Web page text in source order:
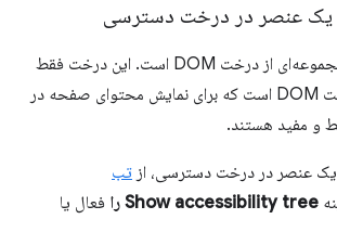
یک عنصر در درخت دسترسی
زیرمجموعه‌ای از درخت DOM است. این درخت فقط
شامل عناصری از درخت DOM است که برای نمایش محتوای صفحه در
و مفید هستند.
عنصر در درخت دسترسی، از تب
Show accessibility tree را
فعال یا